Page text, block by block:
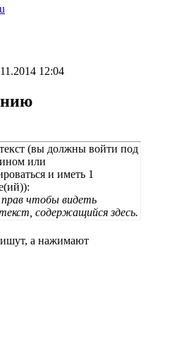
12:04
(вы должны войти под
или
и иметь 1
чтобы видеть
содержащийся здесь.
а нажимают